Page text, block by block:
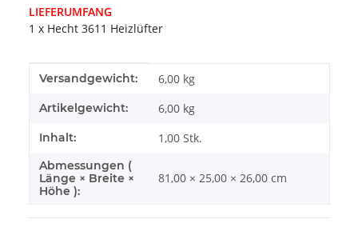
LIEFERUMFANG
1 x Hecht 3611 Heizlüfter
Produkteigenschaft
Wert
Versandgewicht: 6,00 kg
Artikelgewicht: 6,00 kg
Inhalt: 1,00 Stk.
Abmessungen (
Länge × Breite ×
Höhe ):
81,00 × 25,00 × 26,00 cm